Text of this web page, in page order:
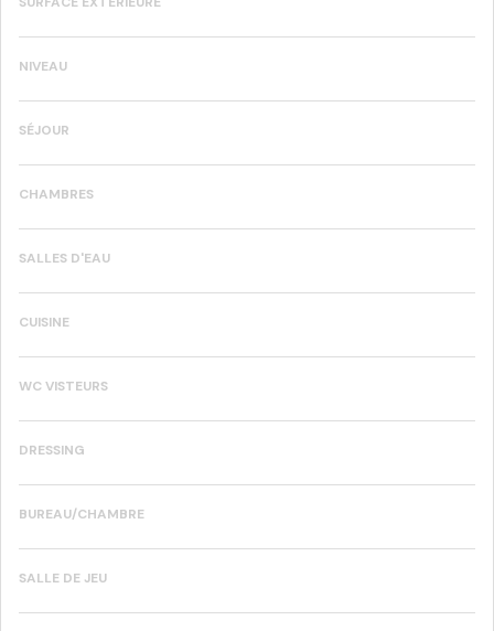
NIVEAU
SÉJOUR
CHAMBRES
SALLES D'EAU
CUISINE
WC VISTEURS
DRESSING
BUREAU/CHAMBRE
SALLE DE JEU